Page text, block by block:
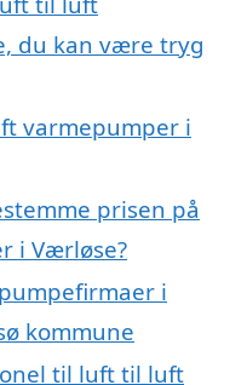
du kan være tryg
varmepumper i
prisen på
i Værløse?
i
kommune
til luft til luft